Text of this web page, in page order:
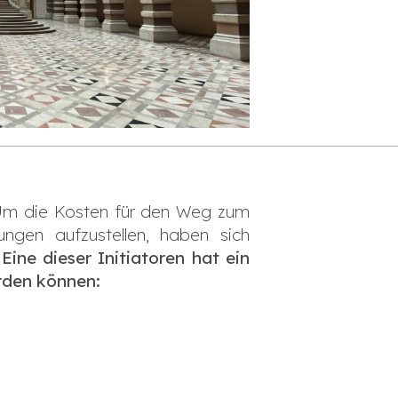
die Kosten für den Weg zum
aufzustellen, haben sich
Eine dieser Initiatoren hat ein
können: